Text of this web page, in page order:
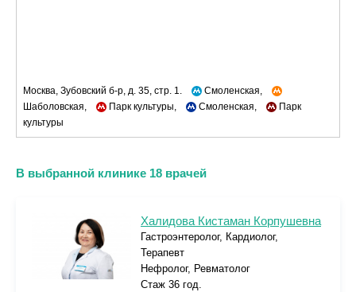
Москва, Зубовский б-р, д. 35, стр. 1.
Смоленская,
Шаболовская,
Парк культуры, Смоленская,
Парк
культуры
В выбранной клинике 18 врачей
Халидова Кистаман Корпушевна
Гастроэнтеролог, Кардиолог,
Терапевт
Нефролог, Ревматолог
Стаж 36 год.